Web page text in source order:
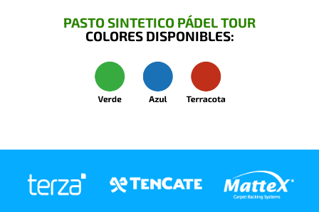
PASTO SINTETICO PÁDEL TOUR
COLORES DISPONIBLES: